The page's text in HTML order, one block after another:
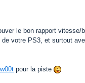
le bon rapport vitesse/
de votre PS3, et surtout
w00t pour la piste